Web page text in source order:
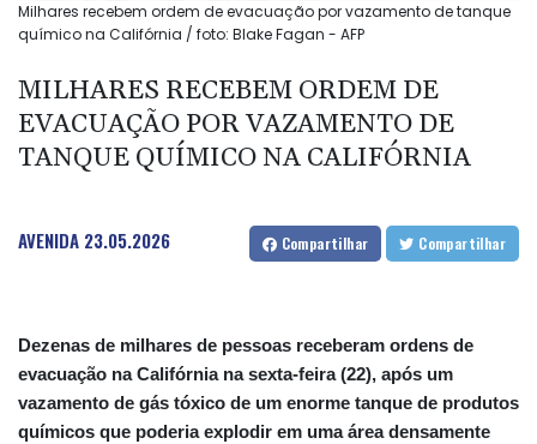
Milhares recebem ordem de evacuação por vazamento de tanque
químico na Califórnia / foto: Blake Fagan - AFP
MILHARES RECEBEM ORDEM DE
EVACUAÇÃO POR VAZAMENTO DE
TANQUE QUÍMICO NA CALIFÓRNIA
AVENIDA 23.05.2026 Compartilhar Compartilhar
Dezenas de milhares de pessoas receberam ordens de
evacuação na Califórnia na sexta-feira (22), após um
vazamento de gás tóxico de um enorme tanque de produtos
químicos que poderia explodir em uma área densamente